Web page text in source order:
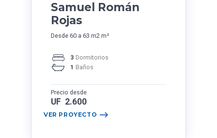
Samuel Román
Rojas
Desde 60 a 63 m2 m²
3 Dormitorios
1
Baños
Precio desde
UF 2.600
VER PROYECTO